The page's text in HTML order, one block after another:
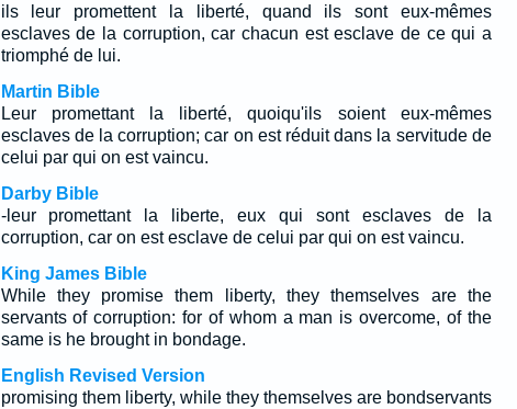
ils leur promettent la liberté, quand ils sont eux-mêmes
esclaves de la corruption, car chacun est esclave de ce qui a
triomphé de lui.
Martin Bible
Leur promettant la liberté, quoiqu'ils soient eux-mêmes
esclaves de la corruption; car on est réduit dans la servitude de
celui par qui on est vaincu.
Darby Bible
-leur promettant la liberte, eux qui sont esclaves de la
corruption, car on est esclave de celui par qui on est vaincu.
King James Bible
While they promise them liberty, they themselves are the
servants of corruption: for of whom a man is overcome, of the
same is he brought in bondage.
English Revised Version
promising them liberty, while they themselves are bondservants